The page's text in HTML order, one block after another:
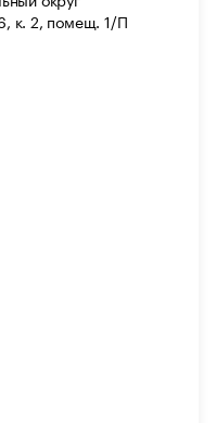
к. 2, помещ. 1/П